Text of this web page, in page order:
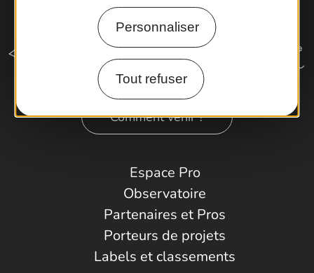
Personnaliser
Tout refuser
Comment venir ?
Espace Pro
Observatoire
Partenaires et Pros
Porteurs de projets
Labels et classements